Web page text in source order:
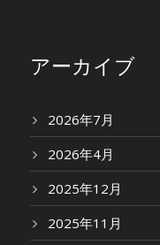
アーカイブ
2026年7月
2026年4月
2025年12月
2025年11月